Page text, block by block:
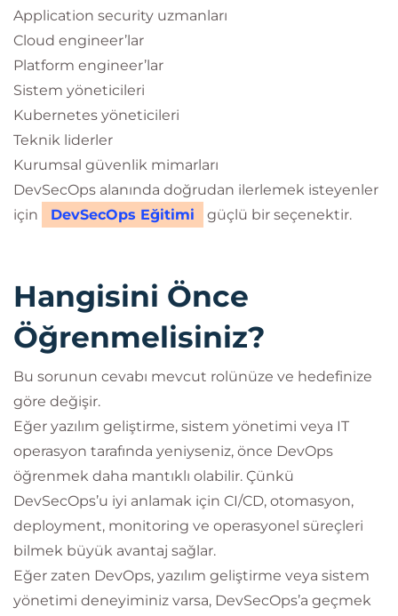
Application security uzmanları
Cloud engineer’lar
Platform engineer’lar
Sistem yöneticileri
Kubernetes yöneticileri
Teknik liderler
Kurumsal güvenlik mimarları
DevSecOps alanında doğrudan ilerlemek isteyenler
için
DevSecOps Eğitimi güçlü bir seçenektir.
Hangisini Önce
Öğrenmelisiniz?
Bu sorunun cevabı mevcut rolünüze ve hedefinize
göre değişir.
Eğer yazılım geliştirme, sistem yönetimi veya IT
operasyon tarafında yeniyseniz, önce DevOps
öğrenmek daha mantıklı olabilir. Çünkü
DevSecOps’u iyi anlamak için CI/CD, otomasyon,
deployment, monitoring ve operasyonel süreçleri
bilmek büyük avantaj sağlar.
Eğer zaten DevOps, yazılım geliştirme veya sistem
yönetimi deneyiminiz varsa, DevSecOps’a geçmek